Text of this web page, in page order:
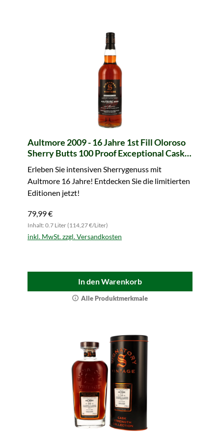
Aultmore 2009 - 16 Jahre 1st Fill Oloroso
Sherry Butts 100 Proof Exceptional Cask
Erleben Sie intensiven Sherrygenuss mit
Aultmore 16 Jahre! Entdecken Sie die limitierten
Editionen jetzt!
79,99 €
Inhalt: 0.7 Liter (114,27 €/Liter)
inkl. MwSt. zzgl. Versandkosten
In den Warenkorb
Alle Produktmerkmale